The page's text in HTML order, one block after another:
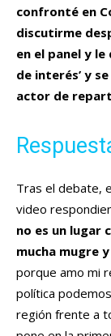
confronté en
discutirme
en el panel y
de interés’ y
actor de
Tras el debate,
video
no es un lugar
mucha mugre
porque amo mi
política
región frente a